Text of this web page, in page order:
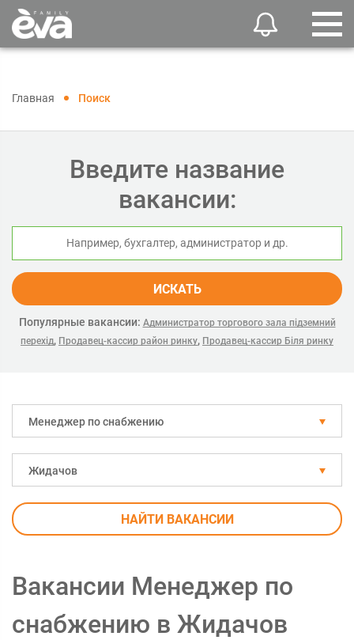
Главная Поиск
Введите название
вакансии:
ИСКАТЬ
Популярные вакансии: Администратор торгового зала підземний
перехід, Продавец-кассир район ринку, Продавец-кассир Біля ринку
Менеджер по снабжению
Жидачов
НАЙТИ ВАКАНСИИ
Вакансии Менеджер по
снабжению в Жидачов